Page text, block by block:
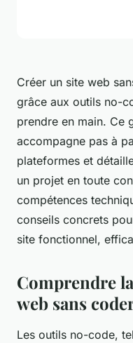
Créer un site web
grâce aux outils no-
prendre en main. Ce
accompagne pas à
plateformes et
un projet en toute
compétences
conseils concrets
site fonctionnel,
Comprendre
web sans
Les outils no-code,